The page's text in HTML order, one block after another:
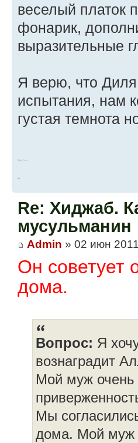
веселый платок
фонарик,
выразительные
Я верю, что
испытания, нам
густая темнота
Людмила Мишина
Re: Хиджаб.
мусульманин
Admin » 02 июн
Он советует
дома.
Вопрос: Я
вознаградит
Мой муж очень
Мы
дома. Мой муж